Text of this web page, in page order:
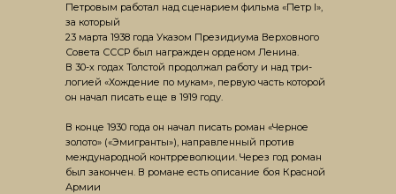
Петровым работал над сценарием фильма «Петр I»,
за который
23 марта 1938 года Указом Президиума Верховного
Со­вета СССР был награжден орденом Ленина.
В 30-х годах Толстой продолжал работу и над три­
логией «Хождение по мукам», первую часть которой
он начал писать еще в 1919 году.
В конце 1930 года он начал писать роман «Черное
золото» («Эми­гранты»), направленный против
международной контр­революции. Через год роман
был закончен. В романе есть описание боя Красной
Армии